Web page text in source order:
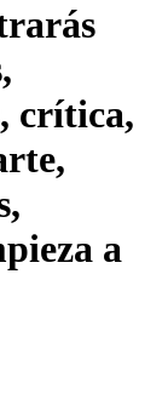
crítica,
a